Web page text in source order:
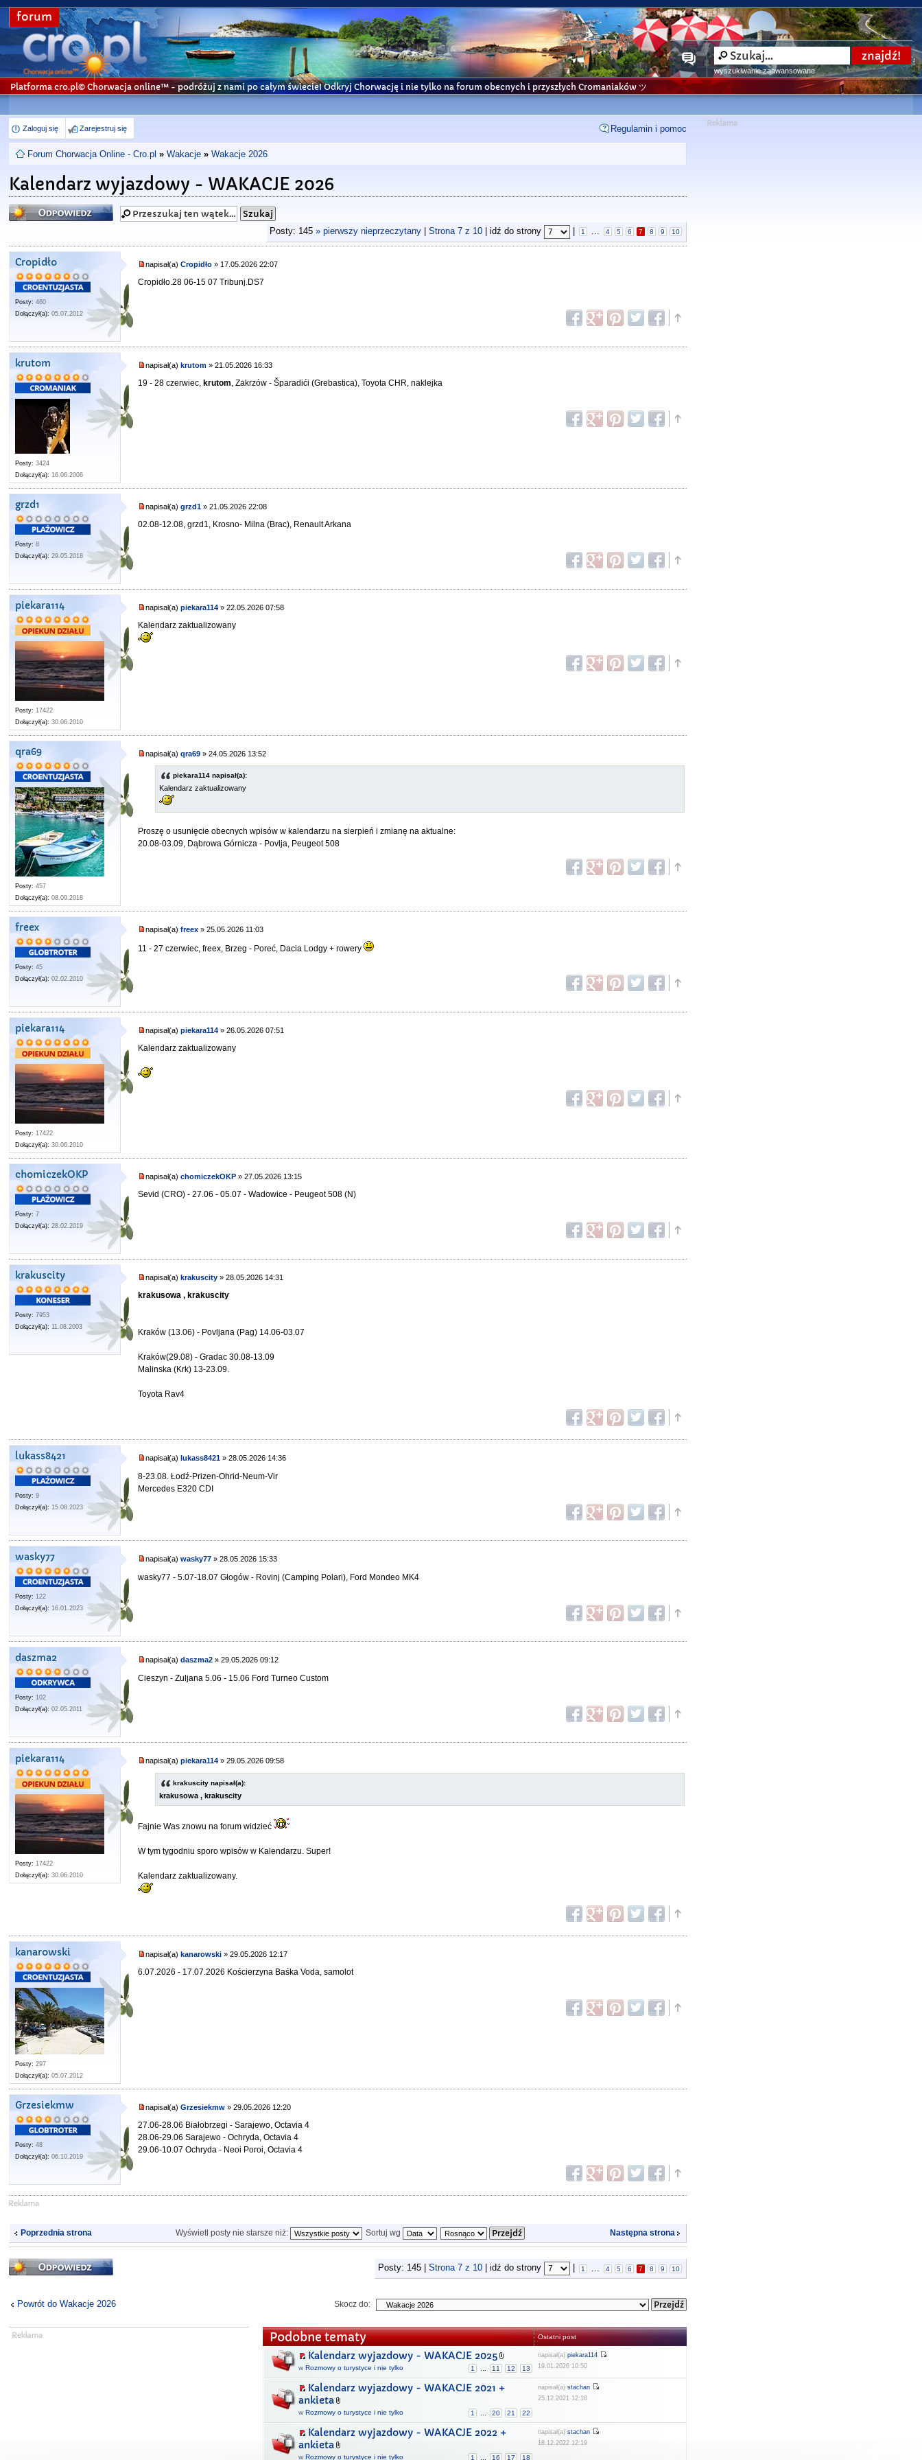
forum
wyszukiwanie zaawansowane
Platforma cro.pl© Chorwacja online™ - podróżuj z nami po całym świecie! Odkryj Chorwację i nie tylko na forum obecnych i przyszłych Cromaniaków ツ
Zaloguj się Zarejestruj się Regulamin i pomoc
Forum Chorwacja Online - Cro.pl » Wakacje » Wakacje 2026
Kalendarz wyjazdowy - WAKACJE 2026
Odpowiedz
Posty: 145 » pierwszy nieprzeczytany| Strona 7z 10| idź do strony 1 ... 4 5 6 7 8 9 10
Cropidło
Posty: 460
Dołączył(a): 05.07.2012
napisał(a)Cropidło » 17.05.2026 22:07
Cropidło.28 06-15 07 Tribunj.DS7
krutom
Posty: 3424
Dołączył(a): 16.06.2006
napisał(a)krutom » 21.05.2026 16:33
19 - 28 czerwiec, krutom, Zakrzów - Šparadići (Grebastica), Toyota CHR, naklejka
grzd1
Posty: 8
Dołączył(a): 29.05.2018
napisał(a)grzd1 » 21.05.2026 22:08
02.08-12.08, grzd1, Krosno- Milna (Brac), Renault Arkana
piekara114
Posty: 17422
Dołączył(a): 30.06.2010
napisał(a)piekara114 » 22.05.2026 07:58
Kalendarz zaktualizowany
qra69
Posty: 457
Dołączył(a): 08.09.2018
napisał(a)qra69 » 24.05.2026 13:52
piekara114 napisał(a):
Kalendarz zaktualizowany
Proszę o usunięcie obecnych wpisów w kalendarzu na sierpień i zmianę na aktualne:
20.08-03.09, Dąbrowa Górnicza - Povlja, Peugeot 508
freex
Posty: 45
Dołączył(a): 02.02.2010
napisał(a)freex » 25.05.2026 11:03
11 - 27 czerwiec, freex, Brzeg - Poreć, Dacia Lodgy + rowery
piekara114
Posty: 17422
Dołączył(a): 30.06.2010
napisał(a)piekara114 » 26.05.2026 07:51
Kalendarz zaktualizowany
chomiczekOKP
Posty: 7
Dołączył(a): 28.02.2019
napisał(a)chomiczekOKP » 27.05.2026 13:15
Sevid (CRO) - 27.06 - 05.07 - Wadowice - Peugeot 508 (N)
krakuscity
Posty: 7953
Dołączył(a): 11.08.2003
napisał(a)krakuscity » 28.05.2026 14:31
krakusowa , krakuscity
Kraków (13.06) - Povljana (Pag) 14.06-03.07
Kraków(29.08) - Gradac 30.08-13.09
Malinska (Krk) 13-23.09.
Toyota Rav4
lukass8421
Posty: 9
Dołączył(a): 15.08.2023
napisał(a) lukass8421 » 28.05.2026 14:36
8-23.08. Łodź-Prizen-Ohrid-Neum-Vir
Mercedes E320 CDI
wasky77
Posty: 122
Dołączył(a): 16.01.2023
napisał(a)wasky77 » 28.05.2026 15:33
wasky77 - 5.07-18.07 Głogów - Rovinj (Camping Polari), Ford Mondeo MK4
daszma2
Posty: 102
Dołączył(a): 02.05.2011
napisał(a)daszma2 » 29.05.2026 09:12
Cieszyn - Zuljana 5.06 - 15.06 Ford Turneo Custom
piekara114
Posty: 17422
Dołączył(a): 30.06.2010
napisał(a)piekara114 » 29.05.2026 09:58
krakuscity napisał(a):
krakusowa , krakuscity
Fajnie Was znowu na forum widzieć
W tym tygodniu sporo wpisów w Kalendarzu. Super!
Kalendarz zaktualizowany.
kanarowski
Posty: 297
Dołączył(a): 05.07.2012
napisał(a)kanarowski » 29.05.2026 12:17
6.07.2026 - 17.07.2026 Kościerzyna Baśka Voda, samolot
Grzesiekmw
Posty: 48
Dołączył(a): 06.10.2019
napisał(a)Grzesiekmw » 29.05.2026 12:20
27.06-28.06 Białobrzegi - Sarajewo, Octavia 4
28.06-29.06 Sarajewo - Ochryda, Octavia 4
29.06-10.07 Ochryda - Neoi Poroi, Octavia 4
Poprzednia strona Następna strona
Wyświetl posty nie starsze niż: Sortuj wg
Odpowiedz Posty: 145 | Strona 7z 10| idź do strony 1 4 5 6 7 8 9 10
Powrót do Wakacje 2026 Skocz do:
Podobne tematy Ostatni post
Kalendarz wyjazdowy - WAKACJE 2025
1 ... 11 12 13
wRozmowy o turystyce i nie tylko
napisał(a)piekara114
19.01.2026 10:50
Kalendarz wyjazdowy - WAKACJE 2021 +
ankieta
1 ... 20 21 22
wRozmowy o turystyce i nie tylko
napisał(a)stachan
25.12.2021 12:18
Kalendarz wyjazdowy - WAKACJE 2022 +
ankieta
1 ... 16 17 18
wRozmowy o turystyce i nie tylko
napisał(a)stachan
18.12.2022 12:19